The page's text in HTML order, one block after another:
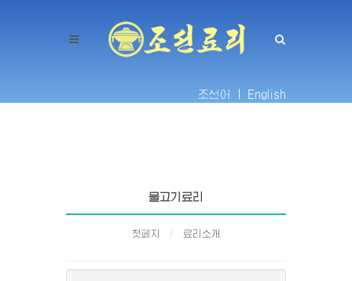
조선어 | English
물고기료리
첫페지 료리소개